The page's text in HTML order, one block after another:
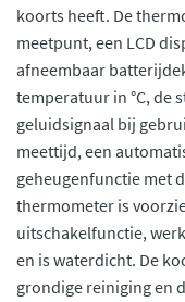
koorts heeft. De
meetpunt, een LCD
afneembaar
temperatuur in °C, de
geluidsignaal bij
meettijd, een
geheugenfunctie met
thermometer is
uitschakelfunctie,
en is waterdicht. De
grondige reiniging en